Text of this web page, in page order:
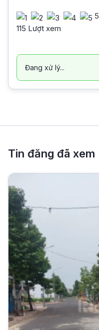
5
115 Lượt xem
Đang xử lý...
Tin đăng đã xem